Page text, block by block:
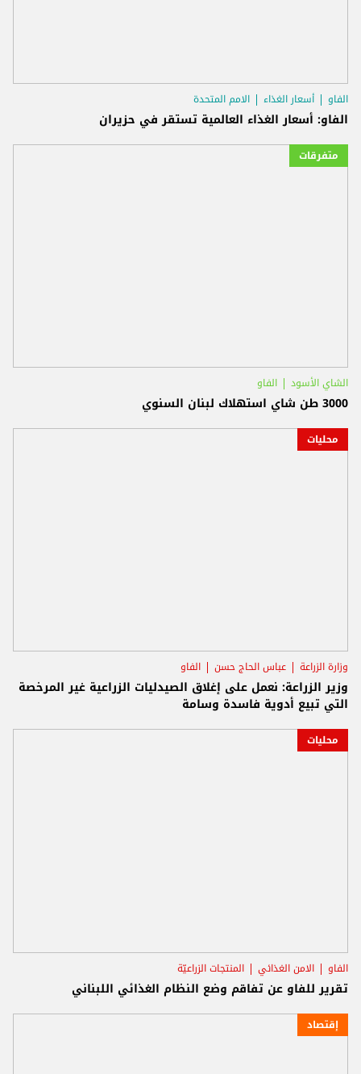
الفاو أسعار الغذاء الامم المتحدة
الفاو: أسعار الغذاء العالمية تستقر في حزيران
متفرقات
الشاي الأسود الفاو
3000 طن شاي استهلاك لبنان السنوي
محليات
وزارة الزراعة عباس الحاج حسن الفاو
وزير الزراعة: نعمل على إغلاق الصيدليات الزراعية غير المرخصة
التي تبيع أدوية فاسدة وسامة
محليات
الفاو الامن الغذائي المنتجات الزراعيّة
تقرير للفاو ‏عن تفاقم وضع النظام الغذائي اللبناني
إقتصاد